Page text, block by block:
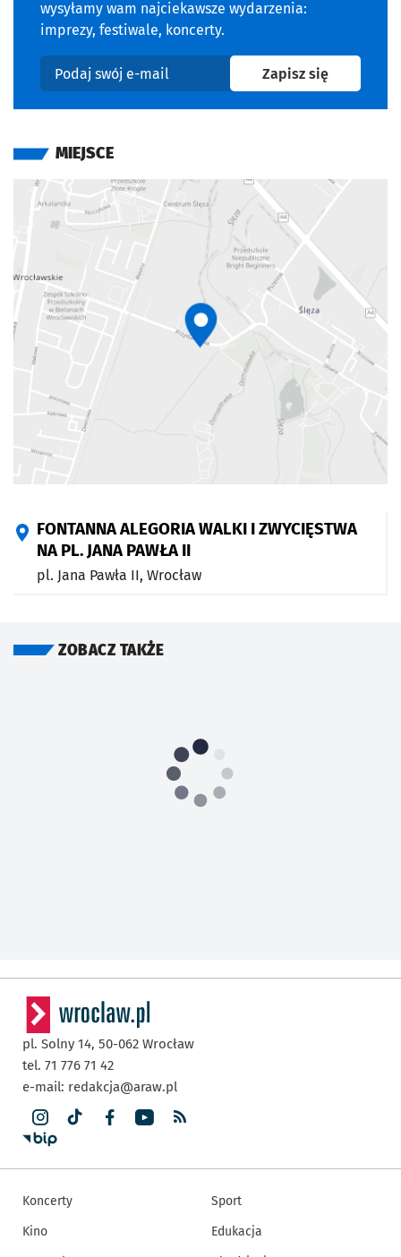
wysyłamy wam najciekawsze wydarzenia:
imprezy, festiwale, koncerty.
Podaj swój e-mail
Zapisz sięna
MIEJSCE
FONTANNA ALEGORIA WALKI I ZWYCIĘSTWA
NA PL. JANA PAWŁA II
pl. Jana Pawła II, Wrocław
ZOBACZ TAKŻE
pl. Solny 14, 50-062 Wrocław
tel. 71 776 71 42
e-mail: redakcja@araw.pl
Koncerty
Kino
Sport
Edukacja